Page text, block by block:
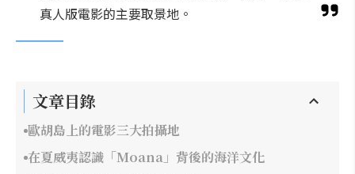
真人版電影的主要取景地。
文章目錄
歐胡島上的電影三大拍攝地
在夏威夷認識「Moana」背後的海洋文化